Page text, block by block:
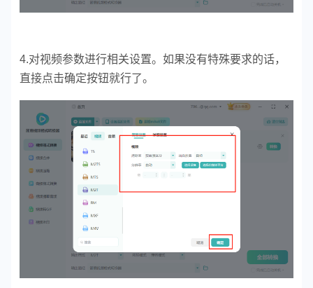
4.对视频参数进行相关设置。如果没有特殊要求的话，
直接点击确定按钮就行了。